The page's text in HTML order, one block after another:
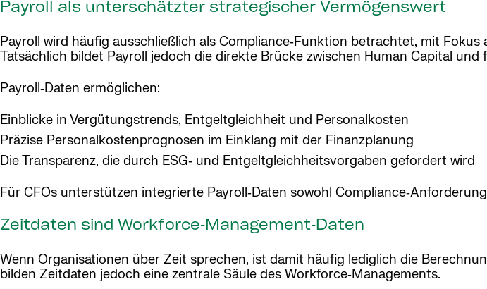
Payroll als unterschätzter strategischer Vermögenswert
Payroll wird häufig ausschließlich als Compliance‑Funktion betrachtet, mit
Tatsächlich bildet Payroll jedoch die direkte Brücke zwischen Human Capital und
Payroll‑Daten ermöglichen:
Einblicke in Vergütungstrends, Entgeltgleichheit und Personalkosten
Präzise Personalkostenprognosen im Einklang mit der Finanzplanung
Die Transparenz, die durch ESG‑ und Entgeltgleichheitsvorgaben gefordert wird
Für CFOs unterstützen integrierte Payroll‑Daten sowohl
Zeitdaten sind Workforce‑Management‑Daten
Wenn Organisationen über Zeit sprechen, ist damit häufig lediglich die
bilden Zeitdaten jedoch eine zentrale Säule des Workforce‑Managements.